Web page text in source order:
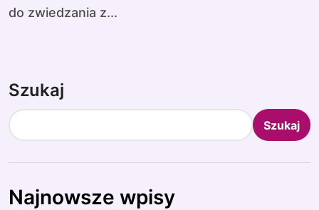
do zwiedzania z...
Szukaj
Szukaj
Najnowsze wpisy